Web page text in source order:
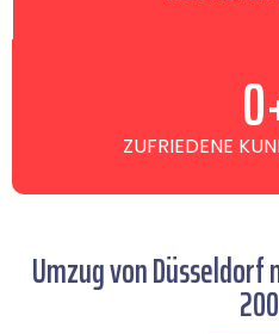
ZUFRIEDENE 0
Umzug von Düsseldorf